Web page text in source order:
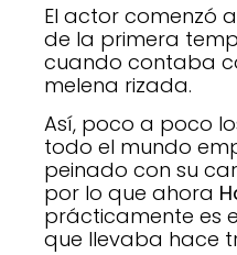
El actor comenzó
de la primera
cuando contaba
melena rizada.
Así, poco a poco
todo el mundo
peinado con su
por lo que ahora
prácticamente es
que llevaba hace